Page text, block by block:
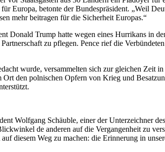
Europa, betonte der Bundespräsident. „Weil
mehr beitragen für die Sicherheit Europas.“
Donald Trump hatte wegen eines Hurrikans in
zu pflegen. Pence rief die
wurde, versammelten sich zur gleichen Zeit
den polnischen Opfern von Krieg und
Wolfgang Schäuble, einer der
de anderen auf die Vergangenheit zu
diesem Weg zu machen: die Erinnerung in